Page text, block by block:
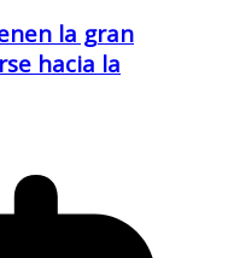
la gran
hacia la